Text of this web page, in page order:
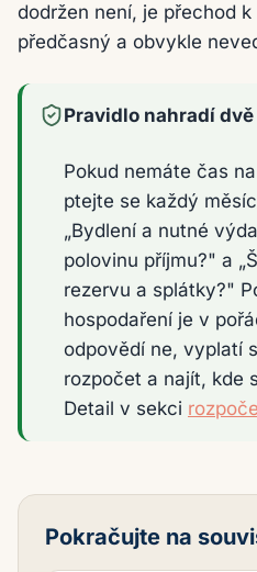
dodržen není, je přechod
předčasný a obvykle
Pravidlo nahradí
Pokud nemáte čas
ptejte se každý
„Bydlení a nutné
polovinu příjmu?" a
rezervu a splátky?"
hospodaření je v
odpovědí ne, vyplatí
rozpočet a najít, kde
Detail v sekci
Pokračujte na